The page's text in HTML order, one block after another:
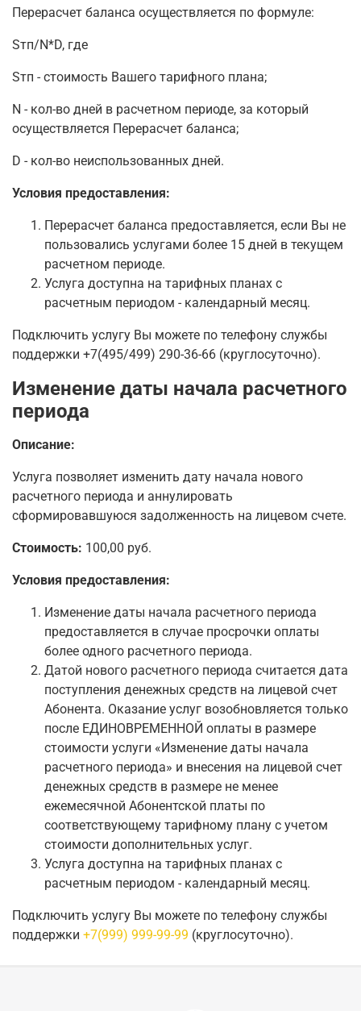
Перерасчет баланса осуществляется по формуле:
Sтп/N*D, где
Sтп - стоимость Вашего тарифного плана;
N - кол-во дней в расчетном периоде, за который
осуществляется Перерасчет баланса;
D - кол-во неиспользованных дней.
Условия предоставления:
Перерасчет баланса предоставляется, если Вы не
пользовались услугами более 15 дней в текущем
расчетном периоде.
Услуга доступна на тарифных планах с
расчетным периодом - календарный месяц.
Подключить услугу Вы можете по телефону службы
поддержки +7(495/499) 290-36-66 (круглосуточно).
Изменение даты начала расчетного
периода
Описание:
Услуга позволяет изменить дату начала нового
расчетного периода и аннулировать
сформировавшуюся задолженность на лицевом счете.
Стоимость: 100,00 руб.
Условия предоставления:
Изменение даты начала расчетного периода
предоставляется в случае просрочки оплаты
более одного расчетного периода.
Датой нового расчетного периода считается дата
поступления денежных средств на лицевой счет
Абонента. Оказание услуг возобновляется только
после ЕДИНОВРЕМЕННОЙ оплаты в размере
стоимости услуги «Изменение даты начала
расчетного периода» и внесения на лицевой счет
денежных средств в размере не менее
ежемесячной Абонентской платы по
соответствующему тарифному плану с учетом
стоимости дополнительных услуг.
Услуга доступна на тарифных планах с
расчетным периодом - календарный месяц.
Подключить услугу Вы можете по телефону службы
поддержки +7(999) 999-99-99 (круглосуточно).